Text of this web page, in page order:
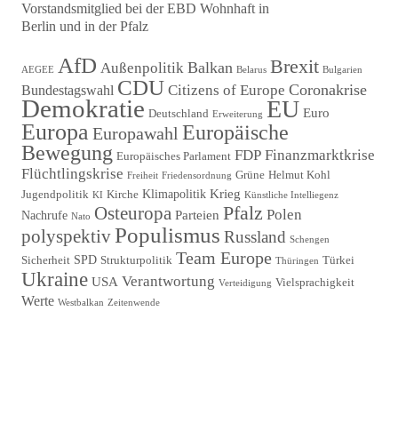
Vorstandsmitglied bei der EBD Wohnhaft in
Berlin und in der Pfalz
AEGEE AfD Außenpolitik Balkan Belarus Brexit Bulgarien
Bundestagswahl CDU Citizens of Europe Coronakrise
Demokratie Deutschland Erweiterung EU Euro
Europa Europawahl Europäische
Bewegung Europäisches Parlament FDP Finanzmarktkrise
Flüchtlingskrise Freiheit Friedensordnung Grüne Helmut Kohl
Jugendpolitik KI Kirche Klimapolitik Krieg Künstliche Intelliegenz
Nachrufe Nato Osteuropa Parteien Pfalz Polen
polyspektivPopulismus Russland Schengen
Sicherheit SPD Strukturpolitik Team Europe Thüringen Türkei
Ukraine USA Verantwortung Verteidigung Vielsprachigkeit
Werte Westbalkan Zeitenwende